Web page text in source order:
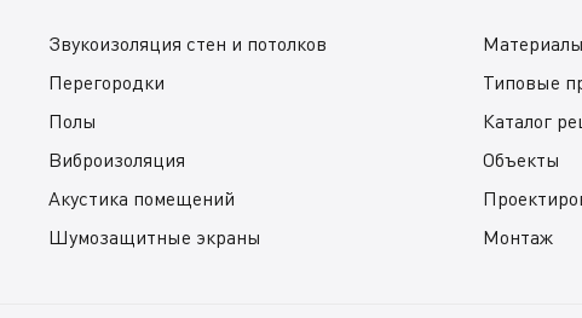
Звукоизоляция стен и потолков
Перегородки
Полы
Виброизоляция
Акустика помещений
Шумозащитные экраны
Материалы
Типовые
Каталог
Объекты
Монтаж